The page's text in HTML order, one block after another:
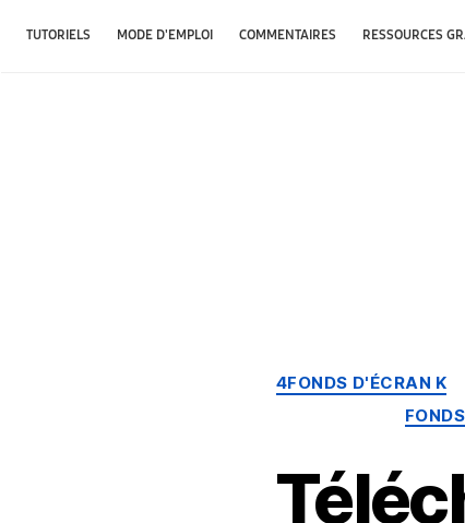
TUTORIELS MODE D'EMPLOI COMMENTAIRES RESSOURCES
4FONDS D'ÉCRAN K